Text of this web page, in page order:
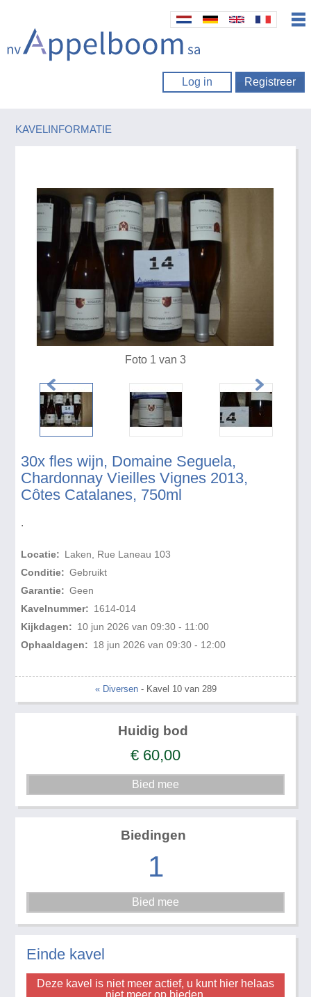
Log in Registreer
KAVELINFORMATIE
30x fles wijn, Domaine Seguela,
Chardonnay Vieilles Vignes 2013,
Côtes Catalanes, 750ml
.
Locatie: Laken, Rue Laneau 103
Conditie: Gebruikt
Garantie: Geen
Kavelnummer: 1614-014
Kijkdagen: 10 jun 2026 van 09:30 - 11:00
Ophaaldagen: 18 jun 2026 van 09:30 - 12:00
Foto 1 van 3
« Diversen- Kavel 10 van 289
Huidig bod
€ 60,00
Biedingen
1
Einde kavel
Deze kavel is niet meer actief, u kunt hier helaas
niet meer op bieden.